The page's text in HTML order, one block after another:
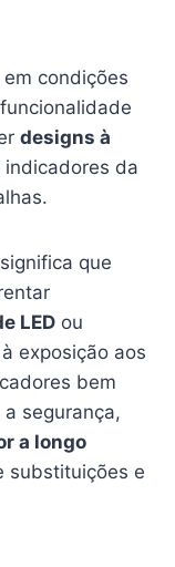
condições
designs à
indicadores da
que
LED ou
exposição aos
bem
segurança,
a longo
substituições e